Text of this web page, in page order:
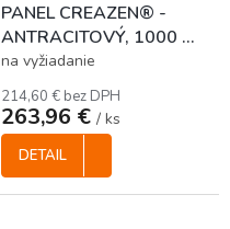
PANEL CREAZEN® -
ANTRACITOVÝ, 1000 x
2400 mm
na vyžiadanie
214,60 € bez DPH
263,96 € / ks
DETAIL